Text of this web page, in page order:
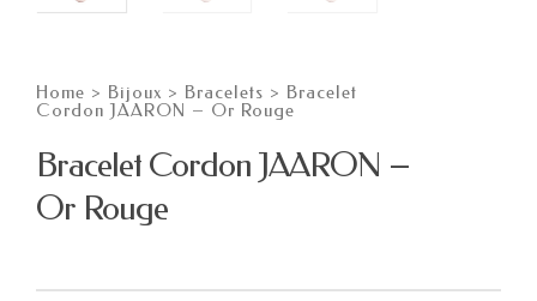
Home > Bijoux > Bracelets > Bracelet
Cordon JAARON – Or Rouge
Bracelet Cordon JAARON –
Or Rouge